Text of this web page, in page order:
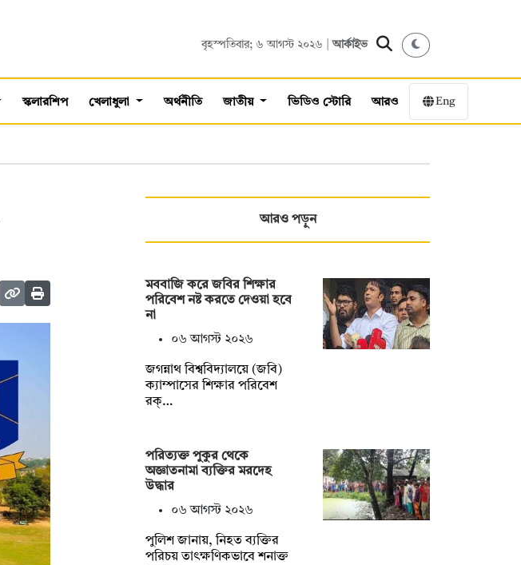
বৃহস্পতিবার; ৬ আগস্ট ২০২৬ |আর্কাইভ
স্কলারশিপ খেলাধুলা অর্থনীতি জাতীয় ভিডিও স্টোরি আরও Eng
আরও পড়ুন
মববাজি করে জবির শিক্ষার
পরিবেশ নষ্ট করতে দেওয়া হবে
না
০৬ আগস্ট ২০২৬
জগন্নাথ বিশ্ববিদ্যালয়ে (জবি)
ক্যাম্পাসের শিক্ষার পরিবেশ
রক্…
পরিত্যক্ত পুকুর থেকে
অজ্ঞাতনামা ব্যক্তির মরদেহ
উদ্ধার
০৬ আগস্ট ২০২৬
পুলিশ জানায়, নিহত ব্যক্তির
পরিচয় তাৎক্ষণিকভাবে শনাক্ত